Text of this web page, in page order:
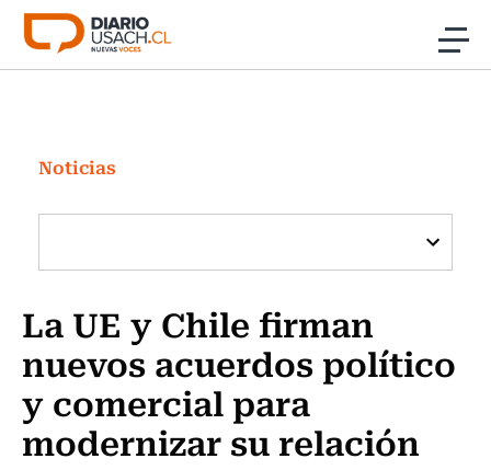
Click acá para ir directamente al contenido
Investigación
Cultura
Programas Radio y TV Usach
Noticias
La UE y Chile firman
nuevos acuerdos político
y comercial para
modernizar su relación